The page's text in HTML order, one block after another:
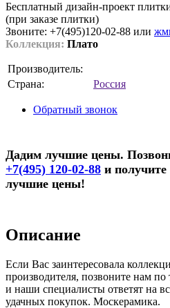
Бесплатный дизайн-проект
(при заказе плитки)
Звоните: +7(495)120-02-88 или
Коллекция: Плато
Производитель:
Страна:
Россия
Обратный звонок
Дадим лучшие цены.
+7(495) 120-02-88 и
лучшие цены!
Описание
Если Вас заинтересовала
производителя, позвоните нам
и наши специалисты ответят на
удачных покупок. Москерамика.